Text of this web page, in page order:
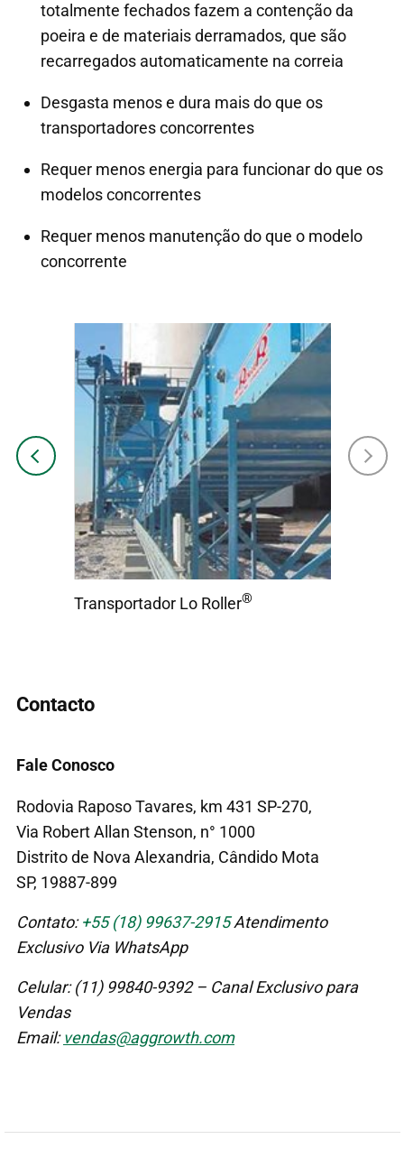
totalmente fechados fazem a contenção da
poeira e de materiais derramados, que são
recarregados automaticamente na correia
Desgasta menos e dura mais do que os
transportadores concorrentes
Requer menos energia para funcionar do que os
modelos concorrentes
Requer menos manutenção do que o modelo
concorrente
Transportador Lo Roller®
Contacto
Fale Conosco
Rodovia Raposo Tavares, km 431 SP-270,
Via Robert Allan Stenson, n° 1000
Distrito de Nova Alexandria, Cândido Mota
SP, 19887-899
Contato:+55 (18) 99637-2915Atendimento
Exclusivo Via WhatsApp
Celular: (11) 99840-9392 – Canal Exclusivo para
Vendas
Email:vendas@aggrowth.com